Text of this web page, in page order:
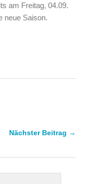
am Freitag, 04.09.
neue Saison.
Nächster Beitrag →